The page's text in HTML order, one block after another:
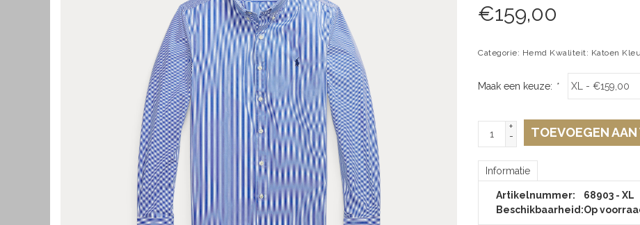
€159,00
Categorie: Hemd Kwaliteit: Katoen
Maak een keuze: *
+
-
TOEVOEGEN
Informatie
Artikelnummer:
68903 - XL
Beschikbaarheid:Op